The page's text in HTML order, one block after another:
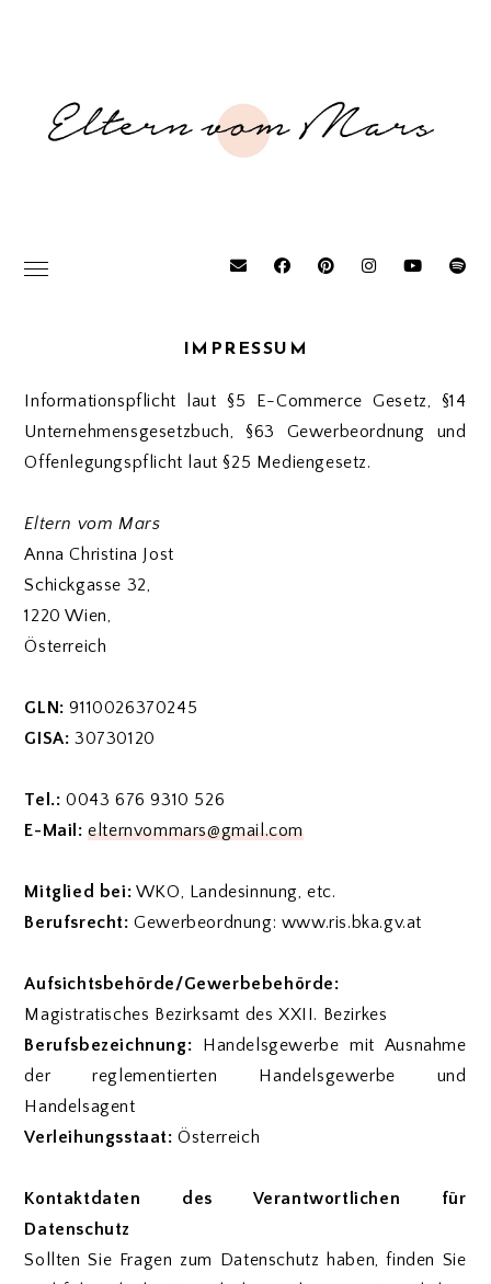
IMPRESSUM
Informationspflicht laut §5 E-Commerce Gesetz, §14
Unternehmensgesetzbuch, §63 Gewerbeordnung und
Offenlegungspflicht laut §25 Mediengesetz.
Eltern vom Mars
Anna Christina Jost
Schickgasse 32,
1220 Wien,
Österreich
GLN: 9110026370245
GISA: 30730120
Tel.: 0043 676 9310 526
E-Mail: elternvommars@gmail.com
Mitglied bei: WKO, Landesinnung, etc.
Berufsrecht: Gewerbeordnung: www.ris.bka.gv.at
Aufsichtsbehörde/Gewerbebehörde:
Magistratisches Bezirksamt des XXII. Bezirkes
Berufsbezeichnung: Handelsgewerbe mit Ausnahme
der reglementierten Handelsgewerbe und
Handelsagent
Verleihungsstaat: Österreich
Kontaktdaten des Verantwortlichen für
Datenschutz
Sollten Sie Fragen zum Datenschutz haben, finden Sie